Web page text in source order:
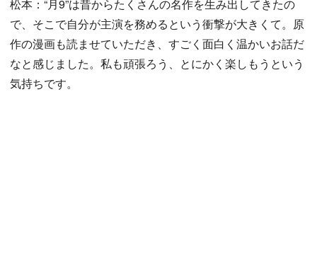
松本：“月9”は昔からたくさんの名作を生み出してきたの
で、そこで自分が主演を務めるという衝撃が大きくて。原
作の漫画も読ませていただき、すごく面白く温かいお話だ
なと感じました。私も頑張ろう、とにかく楽しもうという
気持ちです。